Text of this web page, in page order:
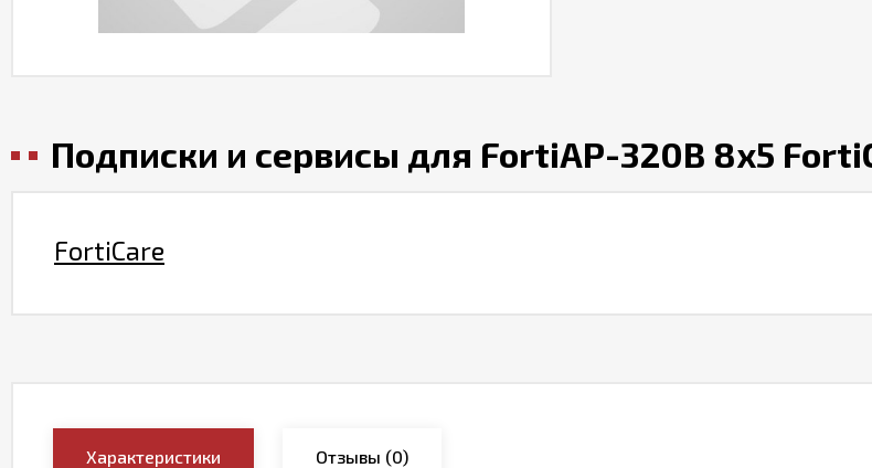
Подписки и сервисы для FortiAP-320B 8x5
FortiCare
Характеристики Отзывы (0)